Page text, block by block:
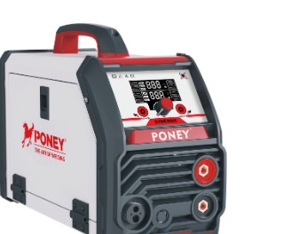
высокой продолжительной
нагрузкой